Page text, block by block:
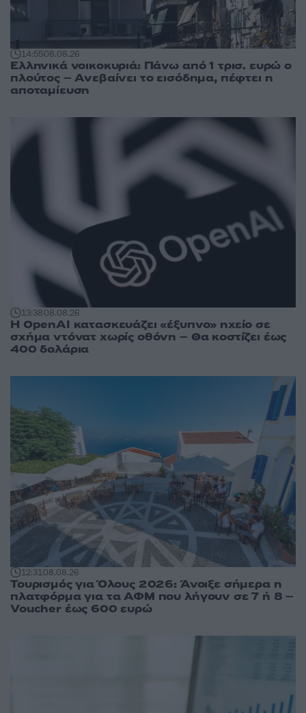
14:5508.08.26
Ελληνικά νοικοκυριά: Πάνω από 1 τρισ. ευρώ ο
πλούτος – Ανεβαίνει το εισόδημα, πέφτει η
αποταμίευση
13:3808.08.26
Η OpenAI κατασκευάζει «έξυπνο» ηχείο σε
σχήμα ντόνατ χωρίς οθόνη – Θα κοστίζει έως
400 δολάρια
12:3108.08.26
Τουρισμός για Όλους 2026: Άνοιξε σήμερα η
πλατφόρμα για τα ΑΦΜ που λήγουν σε 7 ή 8 –
Voucher έως 600 ευρώ